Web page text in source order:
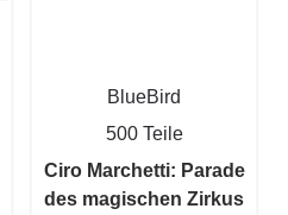
BlueBird
500 Teile
Ciro Marchetti: Parade
des magischen Zirkus